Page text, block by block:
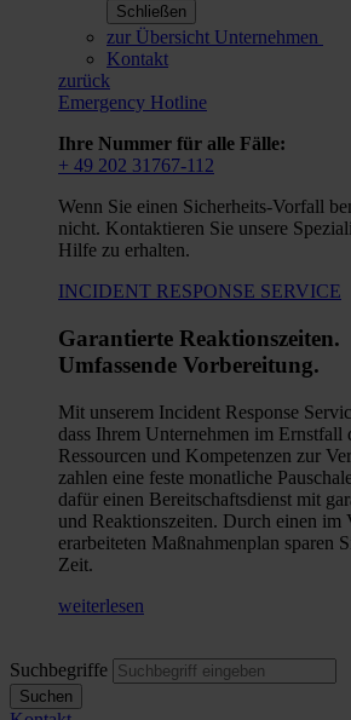
Schließen
zur Übersicht Unternehmen
Kontakt
zurück
Emergency Hotline
Ihre Nummer für alle Fälle:
+ 49 202 31767-112
Wenn Sie einen Sicherheits-Vorfall
nicht. Kontaktieren Sie unsere
Hilfe zu erhalten.
INCIDENT RESPONSE SERVICE
Garantierte Reaktionszeiten.
Umfassende Vorbereitung.
Mit unserem Incident Response
dass Ihrem Unternehmen im Ernstfall
Ressourcen und Kompetenzen zur
zahlen eine feste monatliche
dafür einen Bereitschaftsdienst mit
und Reaktionszeiten. Durch einen im
erarbeiteten Maßnahmenplan sparen
Zeit.
weiterlesen
Suchbegriffe
Suchen